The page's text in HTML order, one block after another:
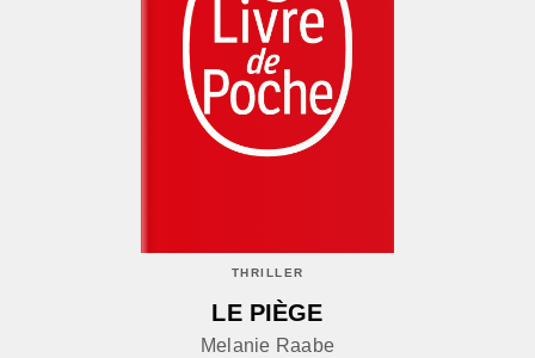
THRILLER
LE PIÈGE
Melanie Raabe